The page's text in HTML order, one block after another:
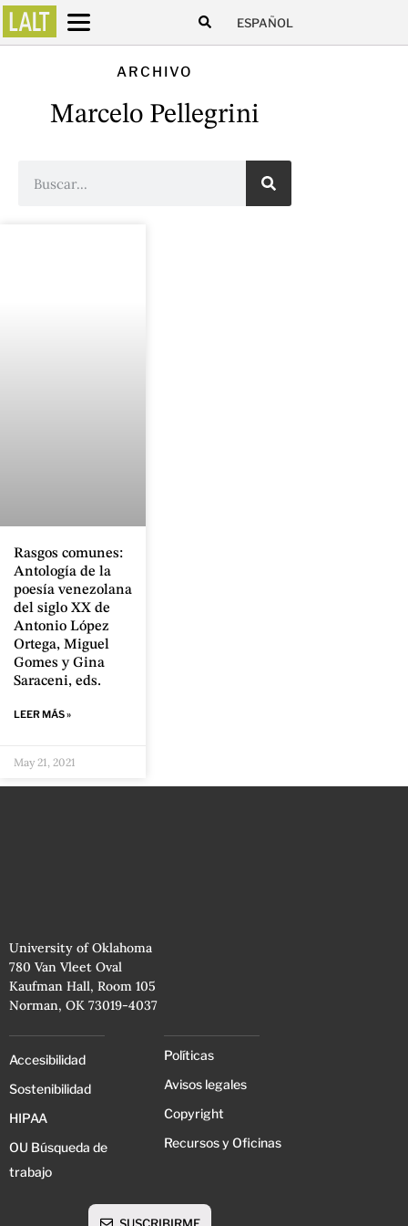
ESPAÑOL
ARCHIVO
Marcelo Pellegrini
Rasgos comunes:
Antología de la
poesía venezolana
del siglo XX de
Antonio López
Ortega, Miguel
Gomes y Gina
Saraceni, eds.
LEER MÁS »
May 21, 2021
University of Oklahoma
780 Van Vleet Oval
Kaufman Hall, Room 105
Norman, OK 73019-4037
Accesibilidad
Sostenibilidad
HIPAA
OU Búsqueda de
trabajo
Políticas
Avisos legales
Copyright
Recursos y Oficinas
SUSCRIBIRME